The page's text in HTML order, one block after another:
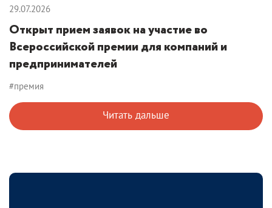
29.07.2026
Открыт прием заявок на участие во
Всероссийской премии для компаний и
предпринимателей
#премия
Читать дальше